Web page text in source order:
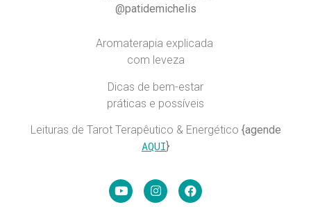
@patidemichelis
Aromaterapia explicada
com leveza
Dicas de bem-estar
práticas e possíveis
Leituras de Tarot Terapêutico & Energético {agende
AQUI}